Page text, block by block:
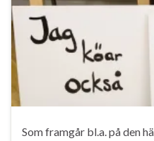
Som framgår bl.a. på den